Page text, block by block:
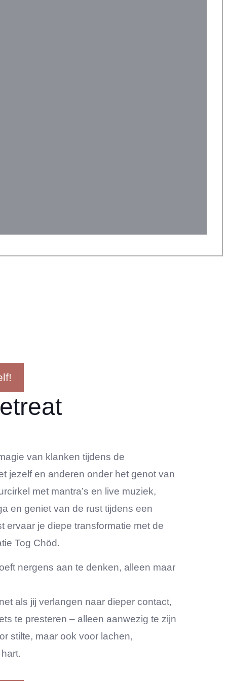
van klanken tijdens de
jezelf en anderen onder het genot van
met mantra’s en live muziek,
en geniet van de rust tijdens een
ervaar je diepe transformatie met de
Tog Chöd.
nergens aan te denken, alleen maar
als jij verlangen naar dieper contact,
te presteren – alleen aanwezig te zijn
stilte, maar ook voor lachen,